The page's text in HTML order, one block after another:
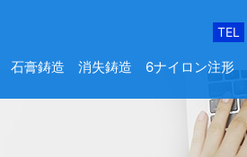
TEL
石膏鋳造 消失鋳造 6ナイロン注形